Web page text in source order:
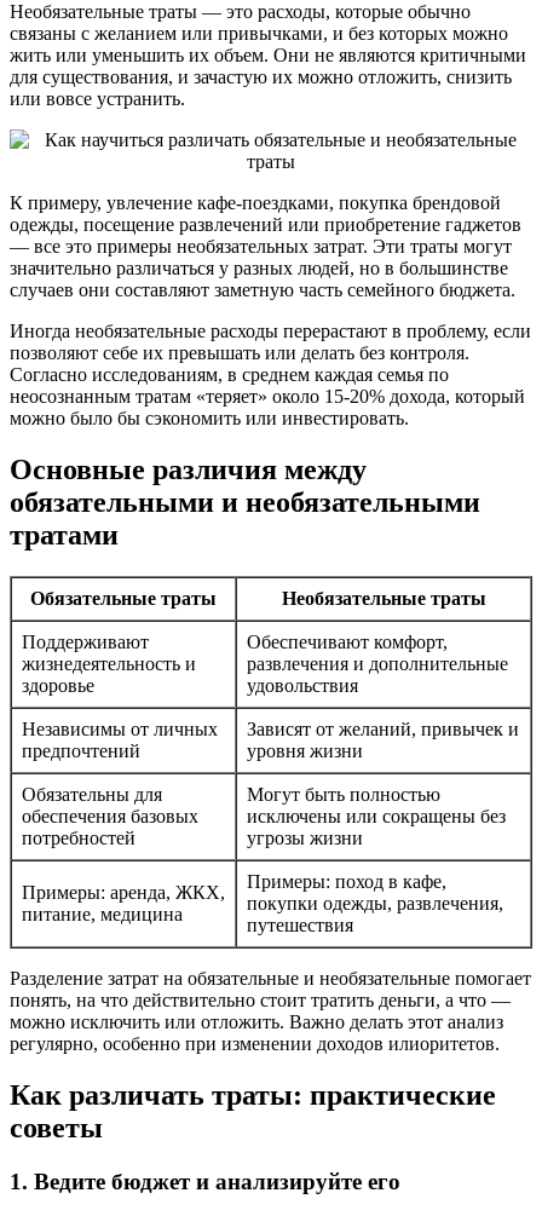
Необязательные траты — это расходы, которые обычно
связаны с желанием или привычками, и без которых можно
жить или уменьшить их объем. Они не являются критичными
для существования, и зачастую их можно отложить, снизить
или вовсе устранить.
К примеру, увлечение кафе-поездками, покупка брендовой
одежды, посещение развлечений или приобретение гаджетов
— все это примеры необязательных затрат. Эти траты могут
значительно различаться у разных людей, но в большинстве
случаев они составляют заметную часть семейного бюджета.
Иногда необязательные расходы перерастают в проблему, если
позволяют себе их превышать или делать без контроля.
Согласно исследованиям, в среднем каждая семья по
неосознанным тратам «теряет» около 15-20% дохода, который
можно было бы сэкономить или инвестировать.
Основные различия между
обязательными и необязательными
тра­тами
Обязательные траты Необязательные траты
Поддерживают
жизнедеятельность и
здоровье
Обеспечивают комфорт,
развлечения и дополнительные
удовольствия
Независимы от личных
предпочтений
Зависят от желаний, привычек и
уровня жизни
Обязательны для
обеспечения базовых
потребностей
Могут быть полностью
исключены или сокращены без
угрозы жизни
Примеры: аренда, ЖКХ,
питание, медицина
Примеры: поход в кафе,
покупки одежды, развлечения,
путешествия
Разделение затрат на обязательные и необязательные помогает
понять, на что действительно стоит тратить деньги, а что —
можно исключить или отложить. Важно делать этот анализ
регулярно, особенно при изменении доходов илиоритетов.
Как различать траты: практические
советы
1. Ведите бюджет и анализируйте его